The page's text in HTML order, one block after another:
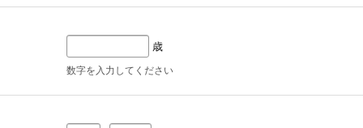
歳
数字を入力してください